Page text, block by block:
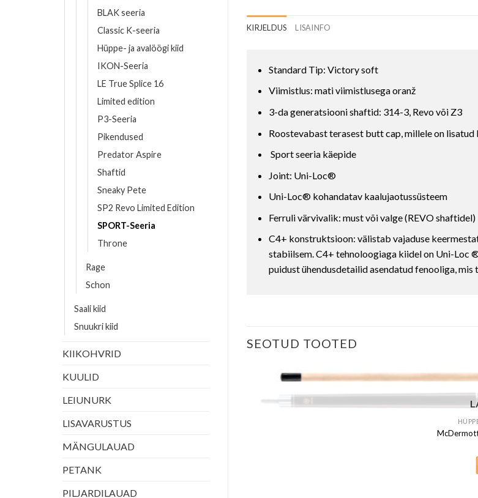
BLAK seeria
Classic K-seeria
Hüppe- ja avalöögi kiid
IKON-Seeria
LE True Splice 16
Limited edition
P3-Seeria
Pikendused
Predator Aspire
Shaftid
Sneaky Pete
SP2 Revo Limited Edition
SPORT-Seeria
Throne
Rage
Schon
Saali kiid
Snuukri kiid
KIIKOHVRID
KUULID
LEIUNURK
LISAVARUSTUS
MÄNGULAUAD
PETANK
PILJARDILAUAD
KIRJELDUS LISAINFO
Standard Tip: Victory soft
Viimistlus: mati viimistlusega oranž
3-da generatsiooni shaftid: 314-3, Revo või Z3
Roostevabast terasest butt cap, millele on
Sport seeria käepide
Joint: Uni-Loc®
Uni-Loc® kohandatav kaalujaotussüsteem
Ferruli värvivalik: must või valge (REVO shaftidel)
C4+ konstruktsioon: välistab vajaduse
stabiilsem. C4+ tehnoloogiaga kiidel on Uni-Loc
puidust ühendusdetailid asendatud fenooliga,
SEOTUD TOOTED